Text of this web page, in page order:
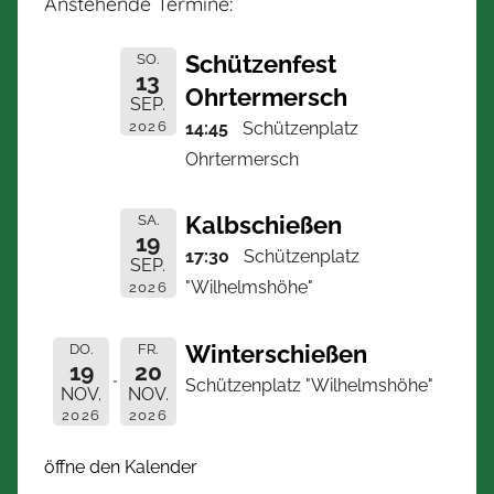
SO.
13
SEP.
2026
Schützenfest
Ohrtermersch
14:45
Schützenplatz
Ohrtermersch
SA.
19
SEP.
2026
Kalbschießen
17:30
Schützenplatz
"Wilhelmshöhe"
DO.
19
NOV.
2026
FR.
20
NOV.
2026
Winterschießen
Schützenplatz "Wilhelmshöhe"
öffne den Kalender